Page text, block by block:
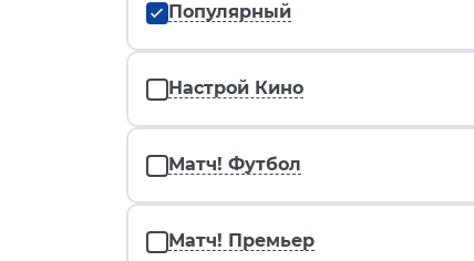
Популярный
Настрой Кино
Матч! Футбол
Матч! Премьер